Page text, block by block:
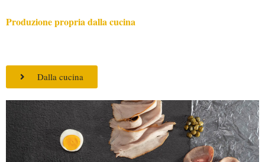
Produzione propria dalla cucina
Dalla cucina